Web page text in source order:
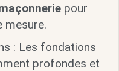
pour
mesure.
: Les fondations
profondes et